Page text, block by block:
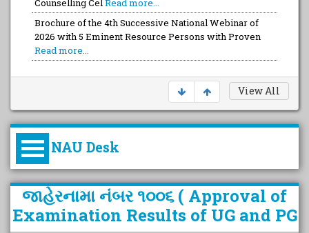
Brochure of the 4th Successive National Webinar of
2026 with 5 Eminent Resource Persons with Proven
Read more...
Brochure of the FULL Day Capacity Devt. Training with
more...
View All
NAU Desk
કુલપતિની પરિવર્તનકારી પહેલનું
વિહંગાવલોકન (ઓક્ટોબર ૨૦૨૦-૨૦૨૫)
જાહેરનામા નંબર ૧૦૦૬ ( Approval of
Examination Results of UG and PG